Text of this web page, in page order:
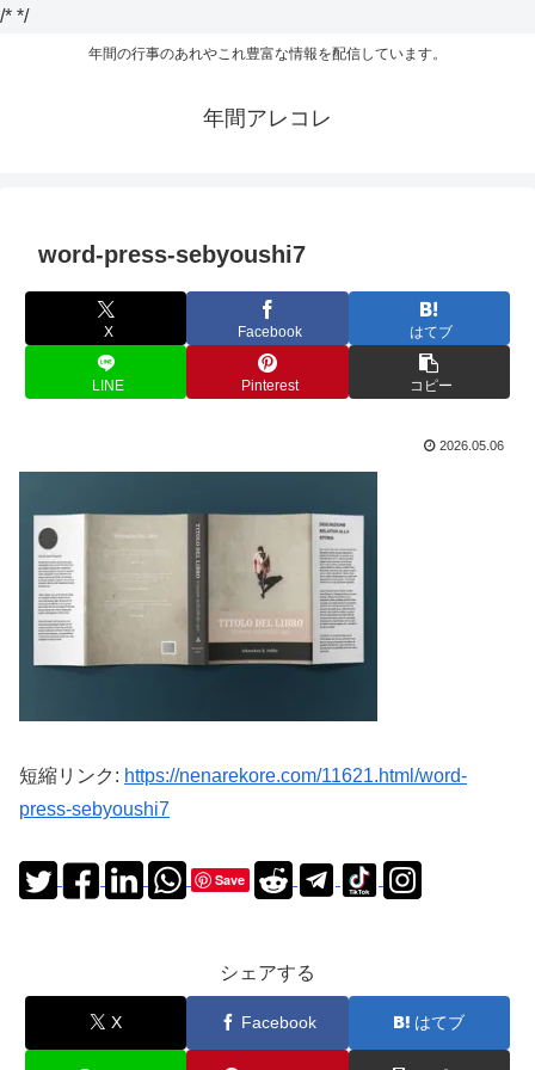
/* */
年間の行事のあれやこれ豊富な情報を配信しています。
年間アレコレ
word-press-sebyoushi7
X Facebook はてブ
LINE Pinterest コピー
2026.05.06
短縮リンク: https://nenarekore.com/11621.html/word-
press-sebyoushi7
Save
シェアする
X Facebook はてブ